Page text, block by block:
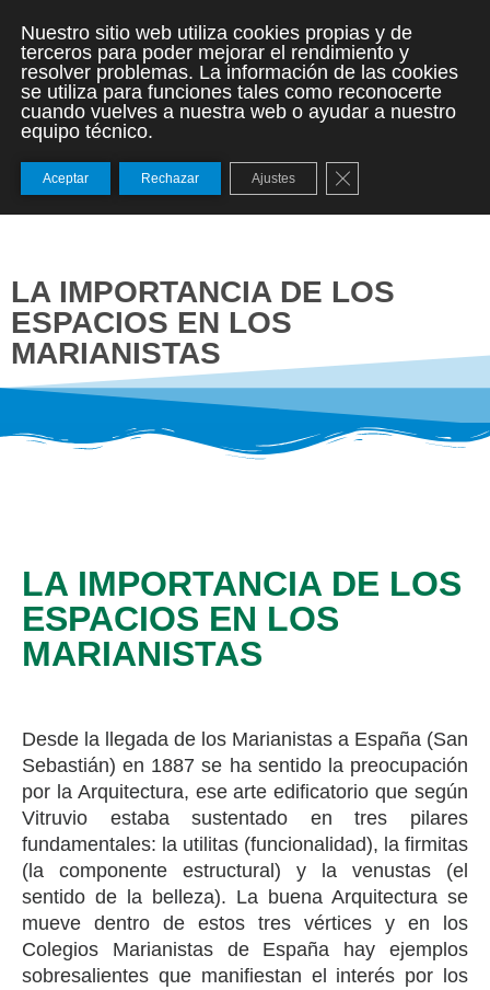
LA IMPORTANCIA DE LOS
ESPACIOS EN LOS
MARIANISTAS
LA IMPORTANCIA DE LOS
ESPACIOS EN LOS
MARIANISTAS
Desde la llegada de los Marianistas a España (San
Sebastián) en 1887 se ha sentido la preocupación
por la Arquitectura, ese arte edificatorio que según
Vitruvio estaba sustentado en tres pilares
fundamentales: la utilitas (funcionalidad), la firmitas
(la componente estructural) y la venustas (el
sentido de la belleza). La buena Arquitectura se
mueve dentro de estos tres vértices y en los
Colegios Marianistas de España hay ejemplos
sobresalientes que manifiestan el interés por los
Nuestro sitio web utiliza cookies propias y de
terceros para poder mejorar el rendimiento y
resolver problemas. La información de las cookies
se utiliza para funciones tales como reconocerte
cuando vuelves a nuestra web o ayudar a nuestro
equipo técnico.
Aceptar Rechazar Ajustes Cerrar el banner de